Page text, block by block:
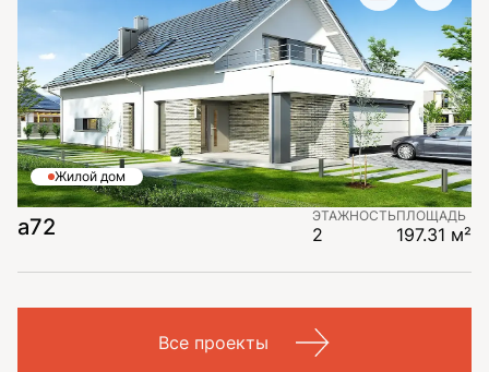
Жилой дом
a72 ЭТАЖНОСТЬ
2
ПЛОЩАДЬ
197.31 м²
Все проекты